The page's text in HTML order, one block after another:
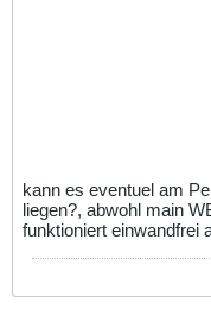
kann es eventuel am
liegen?, abwohl main
funktioniert einwandfrei